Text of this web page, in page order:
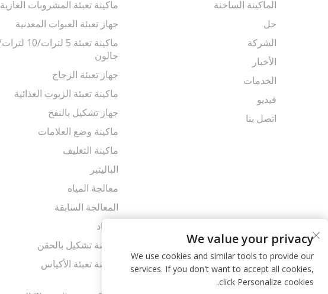
الماكينة الساخنة
حل
الشركة
الأخبار
الخدمات
فيديو
اتصل بنا
ماكينة تعبئة المشروبات الغازية
جهاز تعبئة العبوات المعدنية
جالون
جهاز تعبئة الزجاج
ماكينة تعبئة الزيوت الغذائية
جهاز تشكيل بالنفخ
ماكينة وضع العلامات
ماكينة التغليف
الباليتير
معالجة المياه
المعالجة السابقة
المواد
ماكينة تشكيل بالحقن
ماكينة تعبئة الأكياس
We value your privacy
We use cookies and similar tools to provide our
services. If you don't want to accept all cookies,
click Personalize cookies.